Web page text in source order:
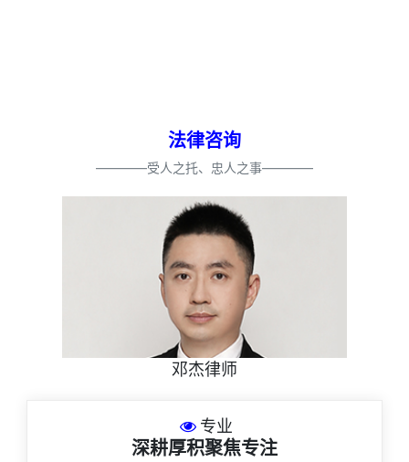
法律咨询
————受人之托、忠人之事————
邓杰律师
专业
深耕厚积聚焦专注